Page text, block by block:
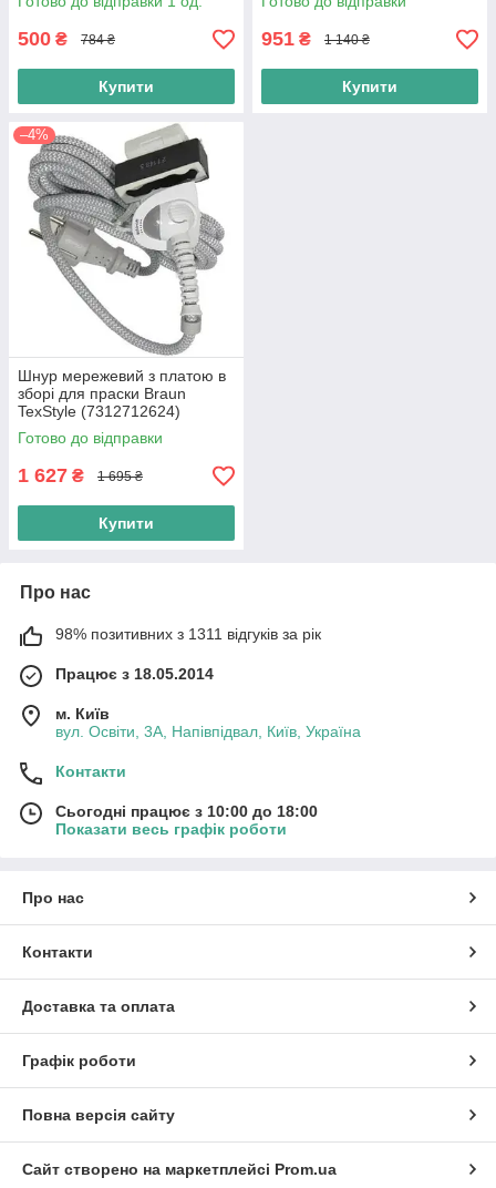
500 ₴ 784 ₴
Купити
951 ₴ 1 140 ₴
Купити
–4%
Шнур мережевий з платою в
зборі для праски Braun
TexStyle (7312712624)
Готово до відправки
1 627 ₴ 1 695 ₴
Купити
Про нас
98% позитивних з 1311 відгуків за рік
Працює з 18.05.2014
м. Київ
вул. Освіти, 3А, Напівпідвал, Київ, Україна
Контакти
Сьогодні працює з 10:00 до 18:00
Показати весь графік роботи
Про нас
Контакти
Доставка та оплата
Графік роботи
Повна версія сайту
Сайт створено на маркетплейсі Prom.ua